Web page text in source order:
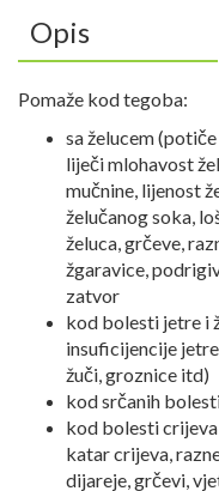
Opis
Pomaže kod tegoba:
sa želucem
liječi mlohavost
mučnine, lijenost
želučanog soka,
želuca, grčeve,
žgaravice,
zatvor
kod bolesti jetre i
insuficijencije
žuči, groznice itd)
kod srčanih
kod bolesti
katar crijeva,
dijareje, grčevi,